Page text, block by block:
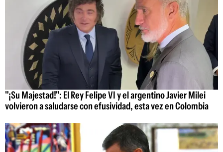
"¡Su Majestad!": El Rey Felipe VI y el argentino Javier Milei
volvieron a saludarse con efusividad, esta vez en Colombia